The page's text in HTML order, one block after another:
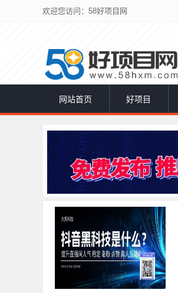
欢迎您访问：58好项目网
网站首页 好项目